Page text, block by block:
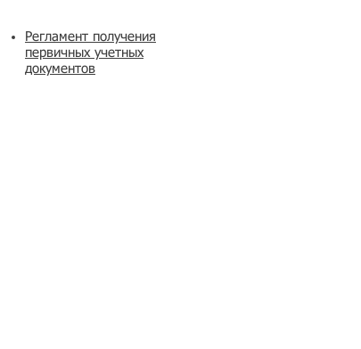
Регламент получения
первичных учетных
документов